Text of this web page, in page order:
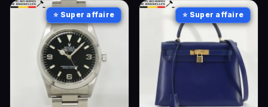
⭐ Super affaire ⭐ Super affaire